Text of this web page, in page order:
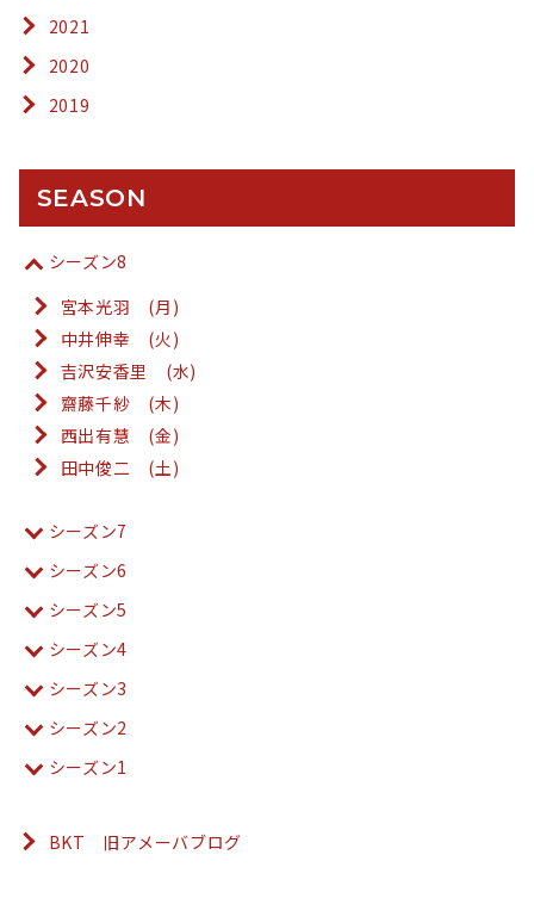
2021
2020
2019
SEASON
シーズン8
宮本光羽 (月)
中井伸幸 (火)
吉沢安香里 (水)
齋藤千紗 (木)
西出有慧 (金)
田中俊二 (土)
シーズン7
シーズン6
シーズン5
シーズン4
シーズン3
シーズン2
シーズン1
BKT 旧アメーバブログ